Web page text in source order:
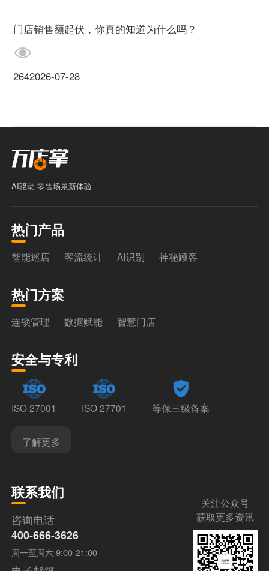
门店销售额起伏，你真的知道为什么吗？
2642026-07-28
AI驱动 零售场景新体验
热门产品
智能巡店 客流统计 AI识别 神秘顾客
热门方案
连锁管理 数据赋能 智慧门店
安全与专利
ISO 27001 ISO 27701 等保三级备案
了解更多
联系我们
咨询电话
400-666-3626
周一至周六 9:00-21:00
关注公众号
获取更多资讯